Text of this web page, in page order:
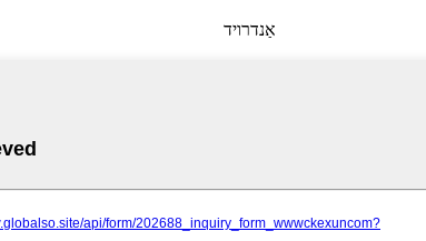
אַנדרויד